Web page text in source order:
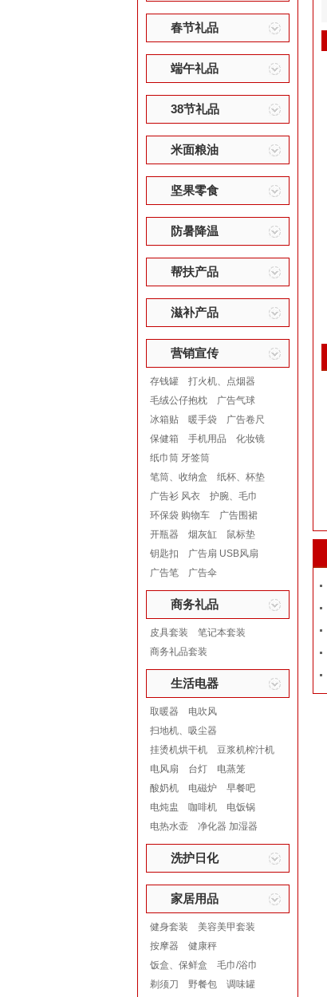
春节礼品
端午礼品
38节礼品
米面粮油
坚果零食
防暑降温
帮扶产品
滋补产品
营销宣传
存钱罐
打火机、点烟器
毛绒公仔抱枕
广告气球
冰箱贴
暖手袋
广告卷尺
保健箱
手机用品
化妆镜
纸巾筒 牙签筒
笔筒、收纳盒
纸杯、杯垫
广告衫 风衣
护腕、毛巾
环保袋 购物车
广告围裙
开瓶器
烟灰缸
鼠标垫
钥匙扣
广告扇 USB风扇
广告笔
广告伞
商务礼品
皮具套装
笔记本套装
商务礼品套装
生活电器
取暖器
电吹风
扫地机、吸尘器
挂烫机烘干机
豆浆机榨汁机
电风扇
台灯
电蒸笼
酸奶机
电磁炉
早餐吧
电炖盅
咖啡机
电饭锅
电热水壶
净化器 加湿器
洗护日化
家居用品
健身套装
美容美甲套装
按摩器
健康秤
饭盒、保鲜盒
毛巾/浴巾
剃须刀
野餐包
调味罐